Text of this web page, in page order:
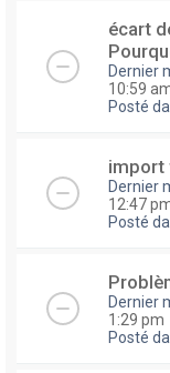
écart
Dernier
10:59
Posté
import
Dernier
12:47
Posté
Dernier
1:29 pm
Posté